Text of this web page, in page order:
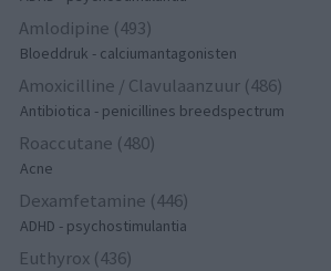
Amlodipine (493)
Bloeddruk - calciumantagonisten
Amoxicilline / Clavulaanzuur (486)
Antibiotica - penicillines breedspectrum
Roaccutane (480)
Acne
Dexamfetamine (446)
ADHD - psychostimulantia
Euthyrox (436)